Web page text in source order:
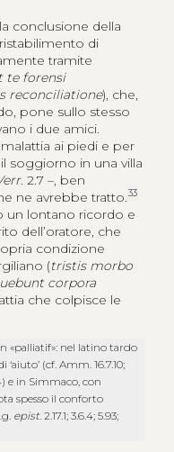
conclusione della
di
tramite
te forensi
reconciliatione), che,
pone sullo stesso
i due amici.
ai piedi e per
soggiorno in una villa
2.7 –, ben
ne avrebbe tratto.33
un lontano ricordo e
dell’oratore, che
condizione
(tristis morbo
corpora
che colpisce le
«palliatif»: nel latino tardo
(cf. Amm. 16.7.10;
e in Simmaco, con
spesso il conforto
epist. 2.17.1; 3.6.4; 5.93;